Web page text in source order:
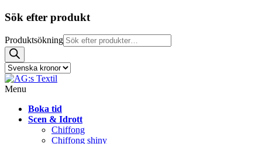
Sök efter produkt
Produktsökning
Menu
Boka tid
Scen & Idrott
Chiffong
Chiffong shiny